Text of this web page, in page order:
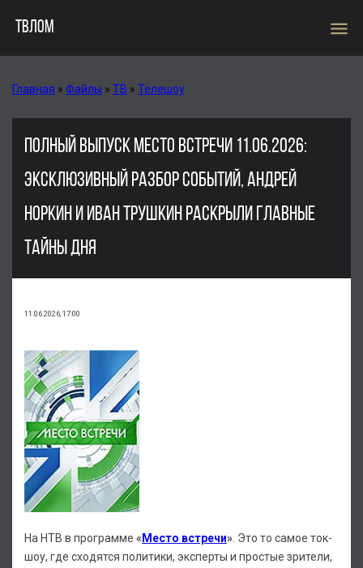
ТВЛОМ menu
Главная » Файлы » ТВ » Телешоу
ПОЛНЫЙ ВЫПУСК МЕСТО ВСТРЕЧИ 11.06.2026:
ЭКСКЛЮЗИВНЫЙ РАЗБОР СОБЫТИЙ, АНДРЕЙ
НОРКИН И ИВАН ТРУШКИН РАСКРЫЛИ ГЛАВНЫЕ
ТАЙНЫ ДНЯ
11.06.2026, 17:00
На НТВ в программе « Место встречи» . Это то самое ток-
шоу, где сходятся политики, эксперты и простые зрители,